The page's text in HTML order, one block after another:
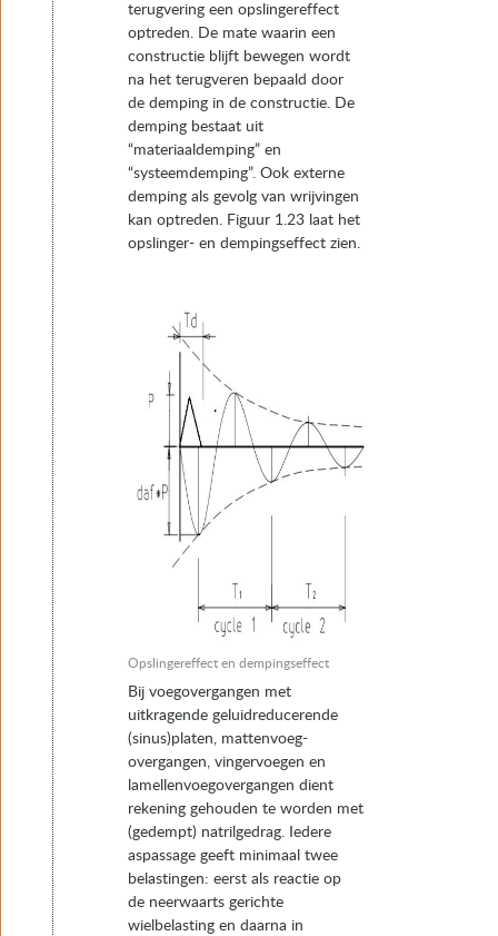
terugvering een opslingereffect
optreden. De mate waarin een
constructie blijft bewegen wordt
na het terugveren bepaald door
de demping in de constructie. De
demping bestaat uit
“materiaaldemping” en
“systeemdemping”. Ook externe
demping als gevolg van wrijvingen
kan optreden. Figuur 1.23 laat het
opslinger- en dempingseffect zien.
Opslingereffect en dempingseffect
Bij voegovergangen met
uitkragende geluidreducerende
(sinus)platen, mattenvoeg-
overgangen, vingervoegen en
lamellenvoegovergangen dient
rekening gehouden te worden met
(gedempt) natrilgedrag. Iedere
aspassage geeft minimaal twee
belastingen: eerst als reactie op
de neerwaarts gerichte
wielbelasting en daarna in